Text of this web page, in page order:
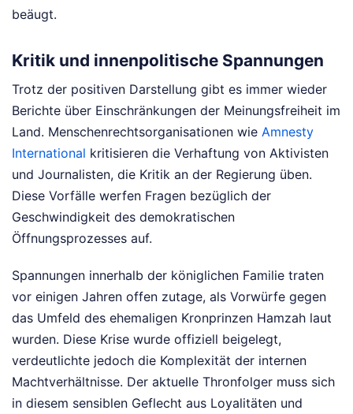
beäugt.
Kritik und innenpolitische Spannungen
Trotz der positiven Darstellung gibt es immer wieder
Berichte über Einschränkungen der Meinungsfreiheit im
Land. Menschenrechtsorganisationen wie Amnesty
International kritisieren die Verhaftung von Aktivisten
und Journalisten, die Kritik an der Regierung üben.
Diese Vorfälle werfen Fragen bezüglich der
Geschwindigkeit des demokratischen
Öffnungsprozesses auf.
Spannungen innerhalb der königlichen Familie traten
vor einigen Jahren offen zutage, als Vorwürfe gegen
das Umfeld des ehemaligen Kronprinzen Hamzah laut
wurden. Diese Krise wurde offiziell beigelegt,
verdeutlichte jedoch die Komplexität der internen
Machtverhältnisse. Der aktuelle Thronfolger muss sich
in diesem sensiblen Geflecht aus Loyalitäten und